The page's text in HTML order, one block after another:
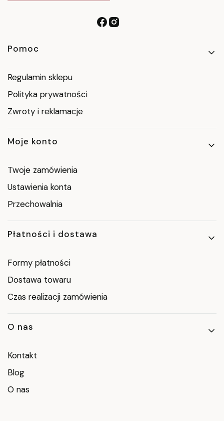
Linki w stopce
Pomoc
Regulamin sklepu
Polityka prywatności
Zwroty i reklamacje
Moje konto
Twoje zamówienia
Ustawienia konta
Przechowalnia
Płatności i dostawa
Formy płatności
Dostawa towaru
Czas realizacji zamówienia
O nas
Kontakt
Blog
O nas